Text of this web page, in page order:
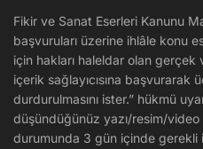
Fikir ve Sanat Eserleri Kanunu
başvuruları üzerine ihlâle konu
için hakları haleldar olan
içerik sağlayıcısına başvurarak
durdurulmasını ister.” hükmü
düşündüğünüz yazı/resim/
durumunda 3 gün içinde gerekli